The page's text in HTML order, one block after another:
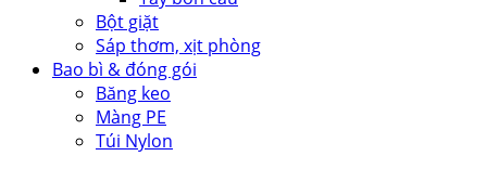
Bột giặt
Sáp thơm, xịt phòng
Bao bì & đóng gói
Băng keo
Màng PE
Túi Nylon